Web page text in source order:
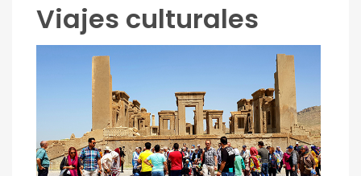
Viajes culturales